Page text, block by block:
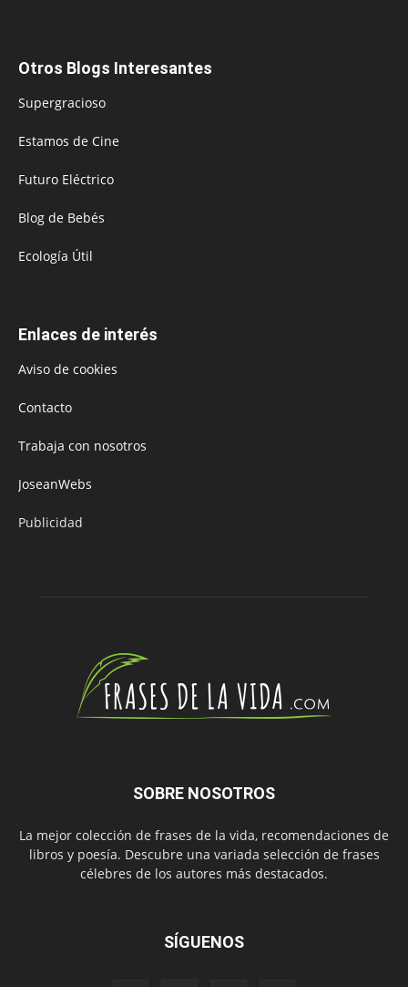
Otros Blogs Interesantes
Supergracioso
Estamos de Cine
Futuro Eléctrico
Blog de Bebés
Ecología Útil
Enlaces de interés
Aviso de cookies
Contacto
Trabaja con nosotros
JoseanWebs
Publicidad
SOBRE NOSOTROS
La mejor colección de frases de la vida, recomendaciones de
libros y poesía. Descubre una variada selección de frases
célebres de los autores más destacados.
SÍGUENOS